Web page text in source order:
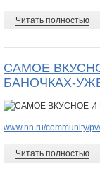
Читать полностью
САМОЕ
БАНОЧКАХ-
www.nn.ru/community/
Читать полностью